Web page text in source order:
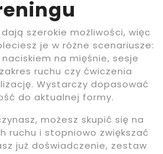
szerokie możliwości, więc
je w różne scenariusze:
na mięśnie, sesje
ruchu czy ćwiczenia
Wystarczy dopasować
do aktualnej formy.
możesz skupić się na
ruchu i stopniowo zwiększać
już doświadczenie, zestaw